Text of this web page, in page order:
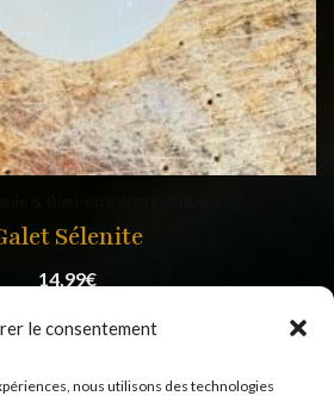
le consentement
nous utilisons des technologies
Sélenite
14,99€